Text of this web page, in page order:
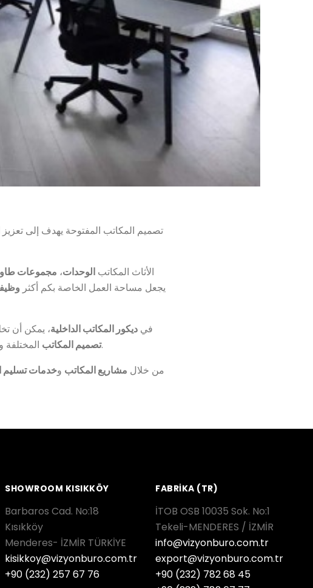
تصميم المكاتب المفتوحة يهدف إلى تعزيز
الأثاث المكاتب الوحدات، مجموعات
يجعل مساحة العمل الخاصة بكم أكثر
في ديكور المكاتب الداخلية، يمكن أن
تصميم المكاتب المختلفة و
، يمكنكم إتمام مشاريع المكاتب المفتوحة بنجاح.
من خلال مشاريع المكاتب وخدمات تسليم
SHOWROOM KISIKKÖY
Barbaros Cad. No:18
Kısıkköy
Menderes- İZMİR TÜRKİYE
kisikkoy@vizyonburo.com.tr
+90 (232) 257 67 76
FABRİKA (TR)
İTOB OSB 10035 Sok. No:1
Tekeli-MENDERES / İZMİR
info@vizyonburo.com.tr
export@vizyonburo.com.tr
+90 (232) 782 68 45